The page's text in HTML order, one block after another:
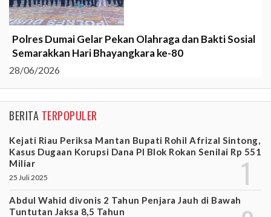
Polres Dumai Gelar Pekan Olahraga dan Bakti Sosial
Semarakkan Hari Bhayangkara ke-80
28/06/2026
BERITA TERPOPULER
Kejati Riau Periksa Mantan Bupati Rohil Afrizal Sintong,
Kasus Dugaan Korupsi Dana PI Blok Rokan Senilai Rp 551
Miliar
25 Juli 2025
Abdul Wahid divonis 2 Tahun Penjara Jauh di Bawah
Tuntutan Jaksa 8,5 Tahun